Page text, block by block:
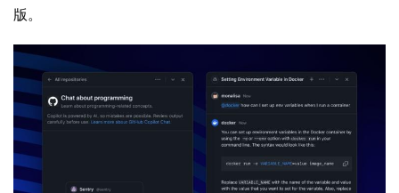
版。